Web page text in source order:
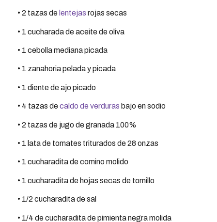
• 2 tazas de lentejas rojas secas
• 1 cucharada de aceite de oliva
• 1 cebolla mediana picada
• 1 zanahoria pelada y picada
• 1 diente de ajo picado
• 4 tazas decaldo de verduras bajo en sodio
• 2 tazas de jugo de granada 100%
• 1 lata de tomates triturados de 28 onzas
• 1 cucharadita de comino molido
• 1 cucharadita de hojas secas de tomillo
• 1/2 cucharadita de sal
• 1/4 de cucharadita de pimienta negra molida